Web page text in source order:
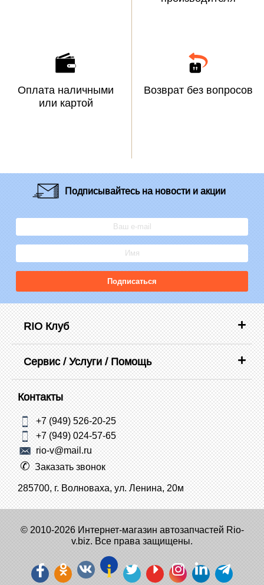
Оплата наличными
или картой
Возврат без вопросов
Подписывайтесьна новости и акции
Подписаться
RIO Клуб
Сервис / Услуги / Помощь
Контакты
+7 (949) 526-20-25
+7 (949) 024-57-65
rio-v@mail.ru
Заказать звонок
285700, г. Волноваха, ул. Ленина, 20м
© 2010-2026 Интернет-магазин автозапчастей Rio-
v.biz. Все права защищены.
i